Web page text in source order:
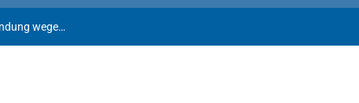
Europäischer Beschluss zur vorläufigen Kontenpfändung wegen Rückforderung von Glücksspielverlusten